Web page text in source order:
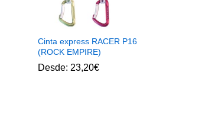
Cinta express RACER P16
(ROCK EMPIRE)
Desde: 23,20€